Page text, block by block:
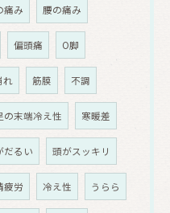
痛み 腰の痛み
偏頭痛 O脚
れ 筋膜 不調
の末端冷え性 寒暖差
だるい 頭がスッキリ
疲労 冷え性 うらら